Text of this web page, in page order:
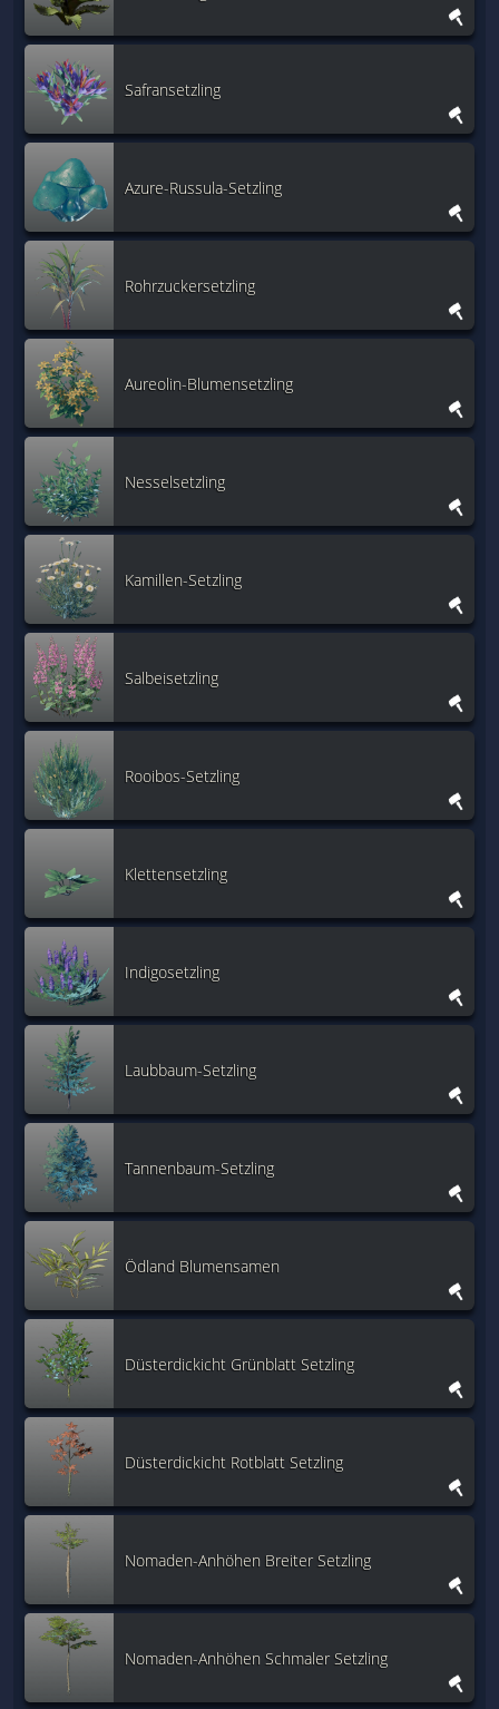
Safransetzling
Azure-Russula-Setzling
Rohrzuckersetzling
Aureolin-Blumensetzling
Nesselsetzling
Kamillen-Setzling
Salbeisetzling
Rooibos-Setzling
Klettensetzling
Indigosetzling
Laubbaum-Setzling
Tannenbaum-Setzling
Ödland Blumensamen
Düsterdickicht Grünblatt Setzling
Düsterdickicht Rotblatt Setzling
Nomaden-Anhöhen Breiter Setzling
Nomaden-Anhöhen Schmaler Setzling